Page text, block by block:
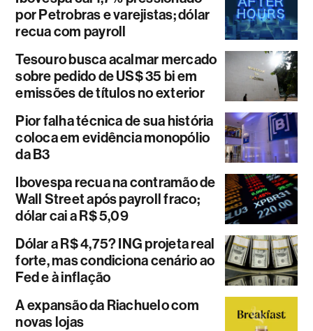
por Petrobras e varejistas; dólar
recua com payroll
Tesouro busca acalmar mercado
sobre pedido de US$ 35 bi em
emissões de títulos no exterior
Pior falha técnica de sua história
coloca em evidência monopólio
da B3
Ibovespa recua na contramão de
Wall Street após payroll fraco;
dólar cai a R$ 5,09
Dólar a R$ 4,75? ING projeta real
forte, mas condiciona cenário ao
Fed e à inflação
A expansão da Riachuelo com
novas lojas